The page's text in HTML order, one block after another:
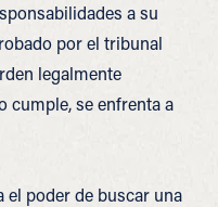
a su
por el tribunal
legalmente
cumple, se enfrenta a
el poder de buscar una